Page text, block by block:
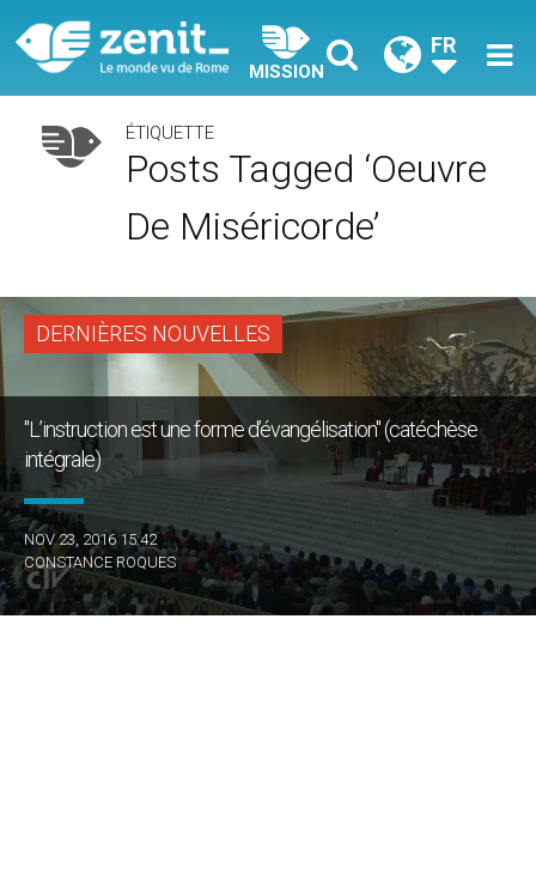
MISSION
FR
ÉTIQUETTE
Posts Tagged ‘oeuvre
De Miséricorde’
DERNIÈRES NOUVELLES
"L’instruction est une forme d’évangélisation" (catéchèse
intégrale)
NOV 23, 2016 15:42
CONSTANCE ROQUES